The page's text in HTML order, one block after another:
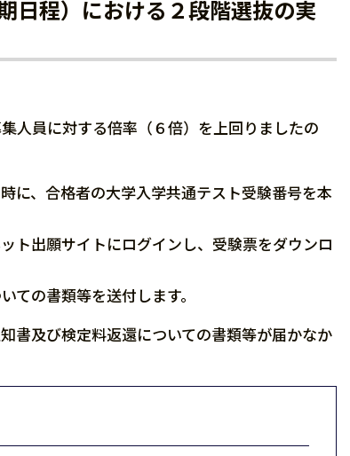
日程）における２段階選抜の実
人員に対する倍率（６倍）を上回りましたの
に、合格者の大学入学共通テスト受験番号を本
ト出願サイトにログインし、受験票をダウンロ
の書類等を送付します。
及び検定料返還についての書類等が届かなか